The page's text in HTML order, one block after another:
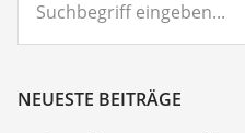
eingeben...
NEUESTE BEITRÄGE